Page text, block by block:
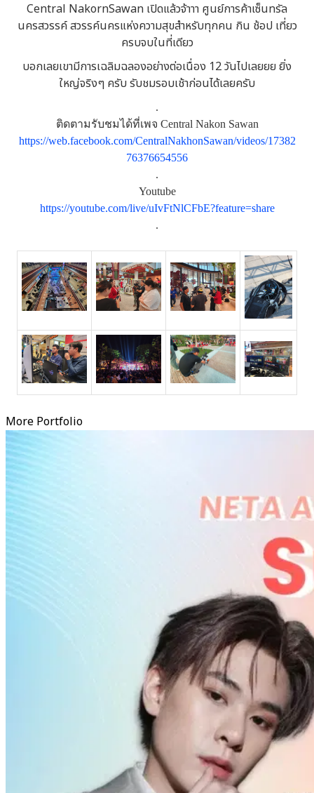
Central NakornSawan เปิดแล้วจ้าาา ศูนย์การค้าเซ็นทรัล
นครสวรรค์ สวรรค์นครแห่งความสุขสำหรับทุกคน กิน ช้อป เที่ยว
ครบจบในที่เดียว
บอกเลยเขามีการเฉลิมฉลองอย่างต่อเนื่อง 12 วันไปเลยยย ยิ่ง
ใหญ่จริงๆ ครับ รับชมรอบเช้าก่อนได้เลยครับ
.
ติดตามรับชมได้ที่เพจ Central Nakon Sawan
https://web.facebook.com/CentralNakhonSawan/videos/17382
76376654556
.
Youtube
https://youtube.com/live/uIvFtNlCFbE?feature=share
.
More Portfolio